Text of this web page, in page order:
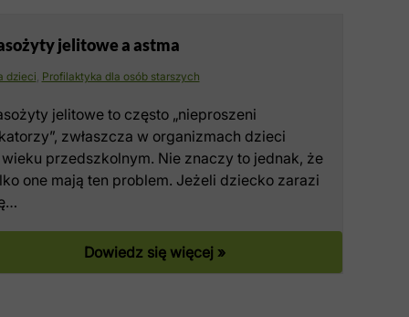
jelitowe a astma
dzieci Profilaktyka dla osób starszych
jelitowe to często „nieproszeni
zwłaszcza w organizmach dzieci
przedszkolnym. Nie znaczy to jednak, że
one mają ten problem. Jeżeli dziecko zarazi
Dowiedz się więcej »